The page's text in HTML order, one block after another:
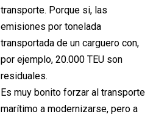
transporte. Porque si, las
emisiones por tonelada
transportada de un carguero con,
por ejemplo, 20.000 TEU son
residuales.
Es muy bonito forzar al transporte
marítimo a modernizarse, pero a